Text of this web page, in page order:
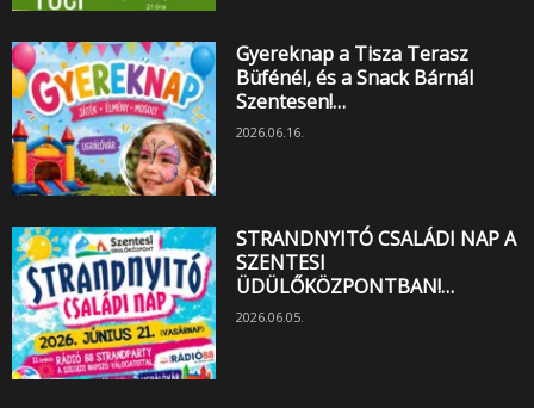
Gyereknap a Tisza Terasz
Büfénél, és a Snack Bárnál
Szentesen!…
2026.06.16.
STRANDNYITÓ CSALÁDI NAP A
SZENTESI
ÜDÜLŐKÖZPONTBAN!…
2026.06.05.